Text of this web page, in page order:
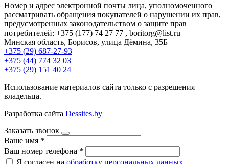
Номер и адрес электронной почты лица, уполномоченного
рассматривать обращения покупателей о нарушении их прав,
предусмотренных законодательством о защите прав
потребителей: +375 (177) 74 27 77 , boritorg@list.ru
Минская область, Борисов, улица Дёмина, 35Б
+375 (29) 687-27-93
+375 (44) 774 32 03
+375 (29) 151 40 24
Использование материалов сайта только с разрешения
владельца.
Разработка сайта Dessites.by
Заказать звонок
Ваше имя *
Ваш номер телефона *
Я согласен на обработку персональных данных